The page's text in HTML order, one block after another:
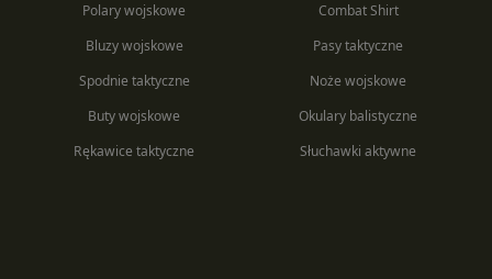
Polary wojskowe
Bluzy wojskowe
Combat Shirt
Pasy taktyczne
Spodnie taktyczne
Buty wojskowe
Rękawice taktyczne
Noże wojskowe
Okulary balistyczne
Słuchawki aktywne